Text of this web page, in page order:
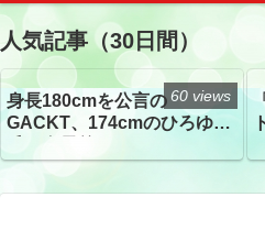
人気記事（30日間）
身長180cmを公言の
GACKT、174cmのひろゆき
トざわつき イベントでの写
真が話題
60 views